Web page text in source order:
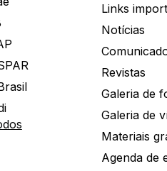
Links
Notícias
Revistas
Galeria de
Galeria de
Materiais
Agenda de